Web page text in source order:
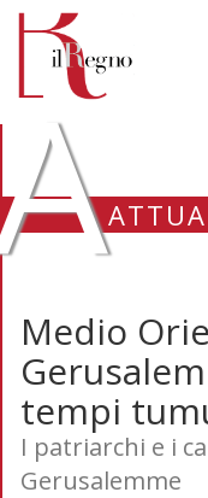
Medio
tempi
I patriarchi e i
Gerusalemme